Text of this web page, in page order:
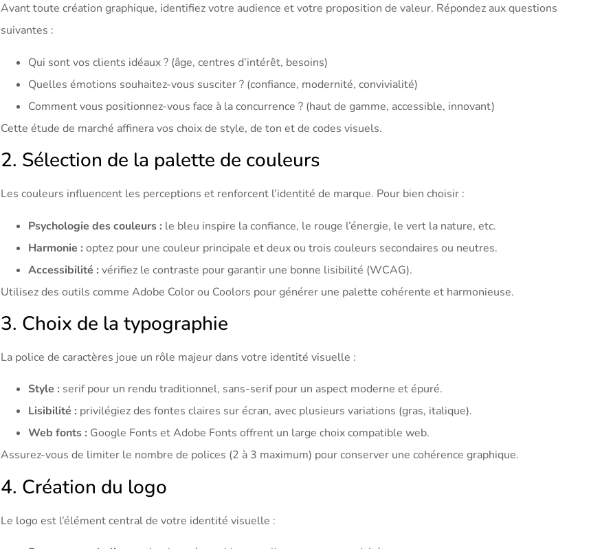
Avant toute création graphique, identifiez votre audience et votre proposition de valeur. Répondez aux questions
suivantes :
Qui sont vos clients idéaux ? (âge, centres d’intérêt, besoins)
Quelles émotions souhaitez-vous susciter ? (confiance, modernité, convivialité)
Comment vous positionnez-vous face à la concurrence ? (haut de gamme, accessible, innovant)
Cette étude de marché affinera vos choix de style, de ton et de codes visuels.
2. Sélection de la palette de couleurs
Les couleurs influencent les perceptions et renforcent l’identité de marque. Pour bien choisir :
Psychologie des couleurs : le bleu inspire la confiance, le rouge l’énergie, le vert la nature, etc.
Harmonie : optez pour une couleur principale et deux ou trois couleurs secondaires ou neutres.
Accessibilité : vérifiez le contraste pour garantir une bonne lisibilité (WCAG).
Utilisez des outils comme Adobe Color ou Coolors pour générer une palette cohérente et harmonieuse.
3. Choix de la typographie
La police de caractères joue un rôle majeur dans votre identité visuelle :
Style : serif pour un rendu traditionnel, sans-serif pour un aspect moderne et épuré.
Lisibilité : privilégiez des fontes claires sur écran, avec plusieurs variations (gras, italique).
Web fonts : Google Fonts et Adobe Fonts offrent un large choix compatible web.
Assurez-vous de limiter le nombre de polices (2 à 3 maximum) pour conserver une cohérence graphique.
4. Création du logo
Le logo est l’élément central de votre identité visuelle :